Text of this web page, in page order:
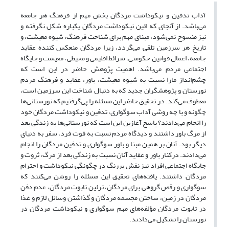
آداب تدفین و نیکوداشت مردگان بخش مهم از فرهنگ هر جامعه
می‌باشد. از آنجای که ائین نیکوداشت مردگان یکباره شکل نگرفته و
نیز منسوخ نمی‌شود، مبنای مهم برای شناخت فرهنگ، شیوه معیشت، و
تاریخ هر سرزمین تلقی می‌گردد، زیرا مردگان منعکس کننده عقاید
جامعه، اعمال قوانین حکومتی، شرائط اقلیمی و محیطی، معیشت و جایگاه
اجتماعی مردم می‌باشد. اهمیت پژوهش حاضر در این است که
چشم‌انداز مارا نسبت به شیوه معیشت، باور، عقاید و فرهنگ مردم
نورستان و پژوهشگران جدید که به دنبال شناخت این سرزمین است،
معطوف می‌کند. در تحقیق حاضر این مسئله را پی‌گرفتیم که نورستانی‌ها
چگونه و با چه روشی آداب سوگواری، تدفین و نیکوداشت مردگان خود
را انجام می‌دادند؟ پاسخ آغازین این است که نورستانی‌ها به زندگی بعد
از مرگ باور داشتند و دیدگاه مردم نسبت به فوت فرد، سفر به دنیای
دیگر بود. آنان بر همین مبنا و باور سوگواری و تدفین مردگان را انجام
می‌دادند. درکنار باور و عقاید آنان نسبت به زندگی بعد از مرگ، ثروت و
جایگاه اجتماعی افراد نیز نقش پررنگ در چگونگی نیکوداشت و احترام
مردگان داشتند. یافته‌های تحقیق این مسئله را روشن می‌کنند که
سوگواری و رقص گروهی برای مردگان، ترئین تابوت مردگان، عدم دفن
مردگان در زمین، ساختن مجسمه مردگان و گذاشتن وسائل لازم و غذا
در تابوت مردگان مؤلفه‌های مهم سوگواری و نیکوداشت مردگان در
نورستان را تشکیل می‌دادند.